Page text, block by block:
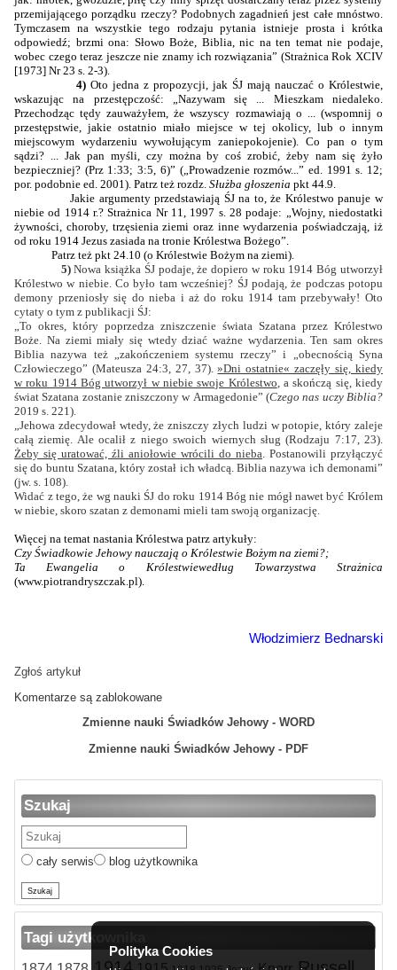
Zmienne nauki Świadków Jehowy - WORD
Zmienne nauki Świadków Jehowy - PDF
Szukaj
cały serwis blog użytkownika
Tagi użytkownika
przemijającego porządku rzeczy? Podobnych zagadnień jest całe mnóstwo.
Tymczasem na wszystkie tego rodzaju pytania istnieje prosta i krótka
odpowiedź; brzmi ona: Słowo Boże, Biblia, nic na ten temat nie podaje,
wobec czego teraz jeszcze nie znamy ich rozwiązania” (Strażnica Rok XCIV
[1973] Nr 23 s. 2-3).
4)Oto jedna z propozycji, jak ŚJ mają nauczać o Królestwie,
wskazując na przestępczość: „Nazywam się ... Mieszkam niedaleko.
Przechodząc tędy zauważyłem, że wszyscy rozmawiają o ... (wspomnij o
przestępstwie, jakie ostatnio miało miejsce w tej okolicy, lub o innym
miejscowym wydarzeniu wywołującym zaniepokojenie). Co pan o tym
sądzi? ... Jak pan myśli, czy można by coś zrobić, żeby nam się żyło
bezpieczniej? (Prz 1:33; 3:5, 6)” („Prowadzenie rozmów...” ed. 1991 s. 12;
por. podobnie ed. 2001). Patrz też rozdz.Służba głoszenia pkt 44.9.
Jakie argumenty przedstawiają ŚJ na to, że Królestwo panuje w
niebie od 1914 r.? Strażnica Nr 11, 1997 s. 28 podaje: „Wojny, niedostatki
żywności, choroby, trzęsienia ziemi oraz inne wydarzenia poświadczają, iż
od roku 1914 Jezus zasiada na tronie Królestwa Bożego”.
Patrz też pkt 24.10 (o Królestwie Bożym na ziemi).
5)Nowa książka ŚJ podaje, że dopiero w roku 1914 Bóg utworzył
Królestwo w niebie. Co było tam wcześniej? ŚJ podają, że podczas potopu
demony przeniosły się do nieba i aż do roku 1914 tam przebywały! Oto
cytaty o tym z publikacji ŚJ:
„To okres, który poprzedza zniszczenie świata Szatana przez Królestwo
Boże. Na ziemi miały się wtedy dziać ważne wydarzenia. Ten sam okres
Biblia nazywa też „zakończeniem systemu rzeczy” i „obecnością Syna
Człowieczego” (Mateusza 24:3, 27, 37).»Dni ostatnie« zaczęły się, kiedy
w roku 1914 Bóg utworzył w niebie swoje Królestwo, a skończą się, kiedy
świat Szatana zostanie zniszczony w Armagedonie” (Czego nas uczy Biblia?
2019 s. 221).
„Jehowa zdecydował wtedy, że zniszczy złych ludzi w potopie, który zaleje
całą ziemię. Ale ocalił z niego swoich wiernych sług (Rodzaju 7:17, 23).
Żeby się uratować, źli aniołowie wrócili do nieba. Postanowili przyłączyć
się do buntu Szatana, który został ich władcą. Biblia nazywa ich demonami”
(jw. s. 108).
Widać z tego, że wg nauki ŚJ do roku 1914 Bóg nie mógł nawet być Królem
w niebie, skoro szatan z demonami mieli tam swoją organizację.
Więcej na temat nastania Królestwa patrz artykuły:
Czy Świadkowie Jehowy nauczają o Królestwie Bożym na ziemi?;
Ta Ewangelia o Królestwiewedług Towarzystwa Strażnica
(www.piotrandryszczak.pl).
Włodzimierz Bednarski
Zgłoś artykuł
Komentarze są zablokowane
Polityka Cookies